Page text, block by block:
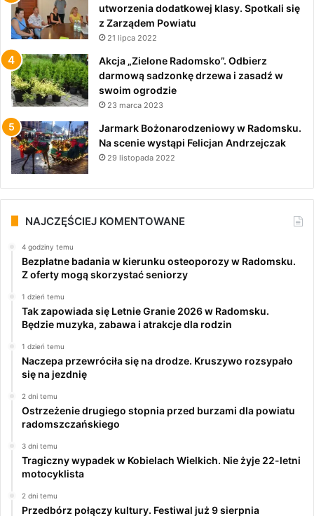
utworzenia dodatkowej klasy. Spotkali się
z Zarządem Powiatu
21 lipca 2022
Akcja „Zielone Radomsko”. Odbierz
darmową sadzonkę drzewa i zasadź w
swoim ogrodzie
23 marca 2023
Jarmark Bożonarodzeniowy w Radomsku.
Na scenie wystąpi Felicjan Andrzejczak
29 listopada 2022
NAJCZĘŚCIEJ KOMENTOWANE
4 godziny temu
Bezpłatne badania w kierunku osteoporozy w Radomsku.
Z oferty mogą skorzystać seniorzy
1 dzień temu
Tak zapowiada się Letnie Granie 2026 w Radomsku.
Będzie muzyka, zabawa i atrakcje dla rodzin
1 dzień temu
Naczepa przewróciła się na drodze. Kruszywo rozsypało
się na jezdnię
2 dni temu
Ostrzeżenie drugiego stopnia przed burzami dla powiatu
radomszczańskiego
3 dni temu
Tragiczny wypadek w Kobielach Wielkich. Nie żyje 22-letni
motocyklista
2 dni temu
Przedbórz połączy kultury. Festiwal już 9 sierpnia